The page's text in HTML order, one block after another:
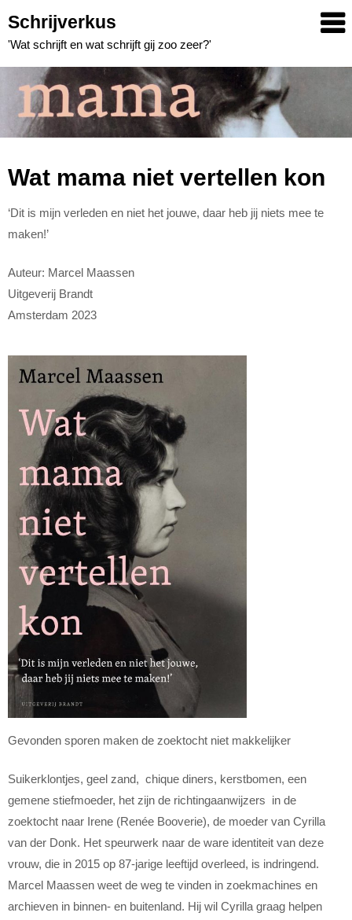
to
content
Schrijverkus
'Wat schrijft en wat schrijft gij zoo zeer?'
Wat mama niet vertellen kon
‘Dit is mijn verleden en niet het jouwe, daar heb jij niets mee te
maken!’
Auteur: Marcel Maassen
Uitgeverij Brandt
Amsterdam 2023
Gevonden sporen maken de zoektocht niet makkelijker
Suikerklontjes, geel zand, chique diners, kerstbomen, een
gemene stiefmoeder, het zijn de richtingaanwijzers in de
zoektocht naar Irene (Renée Booverie), de moeder van Cyrilla
van der Donk. Het speurwerk naar de ware identiteit van deze
vrouw, die in 2015 op 87-jarige leeftijd overleed, is indringend.
Marcel Maassen weet de weg te vinden in zoekmachines en
archieven in binnen- en buitenland. Hij wil Cyrilla graag helpen